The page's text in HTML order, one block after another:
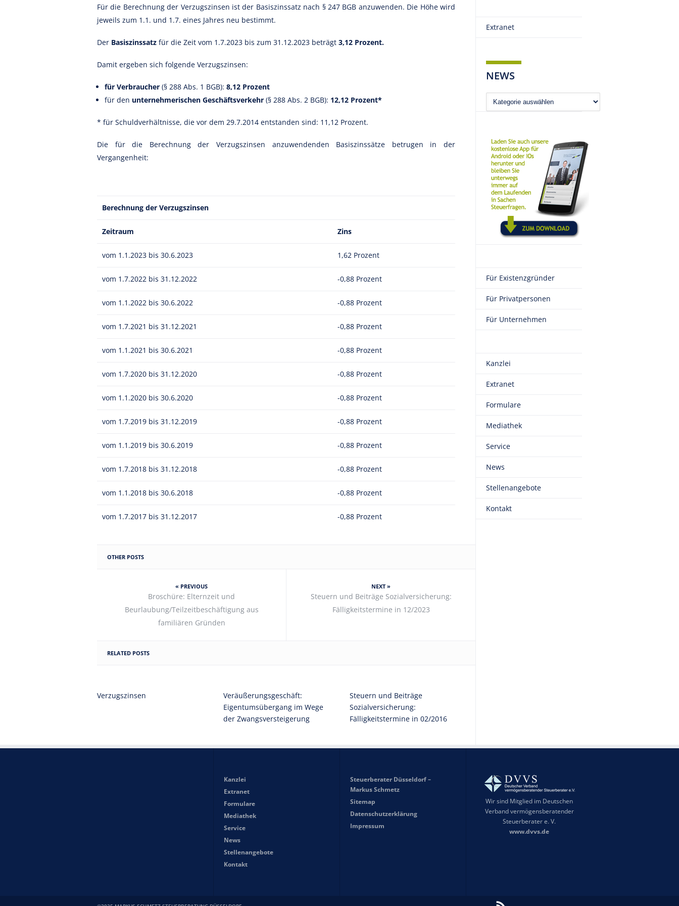
Für die Berechnung der Verzugszinsen ist der Basiszinssatz nach § 247 BGB anzuwenden. Die Höhe wird
jeweils zum 1.1. und 1.7. eines Jahres neu bestimmt.
Der Basiszinssatz für die Zeit vom 1.7.2023 bis zum 31.12.2023 beträgt 3,12 Prozent.
Damit ergeben sich folgende Verzugszinsen:
für Verbraucher (§ 288 Abs. 1 BGB): 8,12 Prozent
für den unternehmerischen Geschäftsverkehr (§ 288 Abs. 2 BGB): 12,12 Prozent*
* für Schuldverhältnisse, die vor dem 29.7.2014 entstanden sind: 11,12 Prozent.
Die für die Berechnung der Verzugszinsen anzuwendenden Basiszinssätze betrugen in der
Vergangenheit:
Berechnung der Verzugszinsen
Zeitraum Zins
vom 1.1.2023 bis 30.6.2023 1,62 Prozent
vom 1.7.2022 bis 31.12.2022 -0,88 Prozent
vom 1.1.2022 bis 30.6.2022 -0,88 Prozent
vom 1.7.2021 bis 31.12.2021 -0,88 Prozent
vom 1.1.2021 bis 30.6.2021 -0,88 Prozent
vom 1.7.2020 bis 31.12.2020 -0,88 Prozent
vom 1.1.2020 bis 30.6.2020 -0,88 Prozent
vom 1.7.2019 bis 31.12.2019 -0,88 Prozent
vom 1.1.2019 bis 30.6.2019 -0,88 Prozent
vom 1.7.2018 bis 31.12.2018 -0,88 Prozent
vom 1.1.2018 bis 30.6.2018 -0,88 Prozent
vom 1.7.2017 bis 31.12.2017 -0,88 Prozent
OTHER POSTS
« PREVIOUS
Broschüre: Elternzeit und
Beurlaubung/Teilzeitbeschäftigung aus
familiären Gründen
NEXT »
Steuern und Beiträge Sozialversicherung:
Fälligkeitstermine in 12/2023
RELATED POSTS
Verzugszinsen
Veräußerungsgeschäft:
Eigentumsübergang im Wege
der Zwangsversteigerung
Steuern und Beiträge
Sozialversicherung:
Fälligkeitstermine in 02/2016
Extranet
NEWS
News
Für Existenzgründer
Für Privatpersonen
Für Unternehmen
Kanzlei
Extranet
Formulare
Mediathek
Service
News
Stellenangebote
Kontakt
Kanzlei
Extranet
Formulare
Mediathek
Service
News
Stellenangebote
Kontakt
Steuerberater Düsseldorf –
Markus Schmetz
Sitemap
Datenschutzerklärung
Impressum
Wir sind Mitglied im Deutschen
Verband vermögensberatender
Steuerberater e. V.
www.dvvs.de